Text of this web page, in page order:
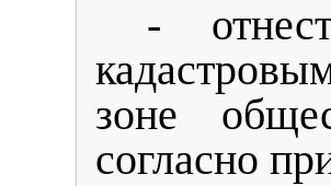
-
зоне
согласно